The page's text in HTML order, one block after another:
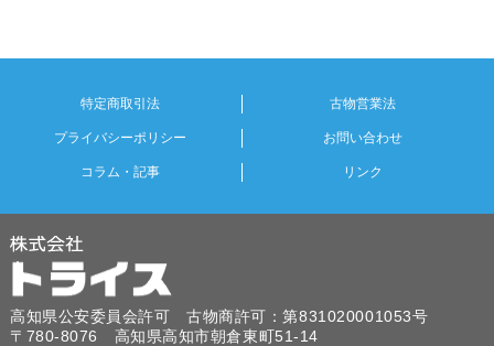
特定商取引法 古物営業法
プライバシーポリシー お問い合わせ
コラム・記事 リンク
高知県公安委員会許可 古物商許可：第831020001053号
〒780-8076 高知県高知市朝倉東町51-14